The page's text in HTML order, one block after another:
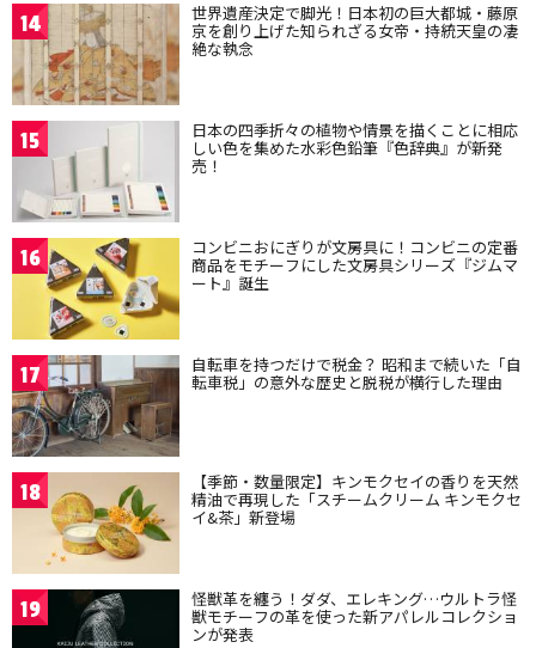
14 世界遺産決定で脚光！日本初の巨大都城・藤原
京を創り上げた知られざる女帝・持統天皇の凄
絶な執念
15 日本の四季折々の植物や情景を描くことに相応
しい色を集めた水彩色鉛筆『色辞典』が新発
売！
16 コンビニおにぎりが文房具に！コンビニの定番
商品をモチーフにした文房具シリーズ『ジムマ
ート』誕生
17 自転車を持つだけで税金？ 昭和まで続いた「自
転車税」の意外な歴史と脱税が横行した理由
18 【季節・数量限定】キンモクセイの香りを天然
精油で再現した「スチームクリーム キンモクセ
イ&茶」新登場
19 怪獣革を纏う！ダダ、エレキング…ウルトラ怪
獣モチーフの革を使った新アパレルコレクショ
ンが発表